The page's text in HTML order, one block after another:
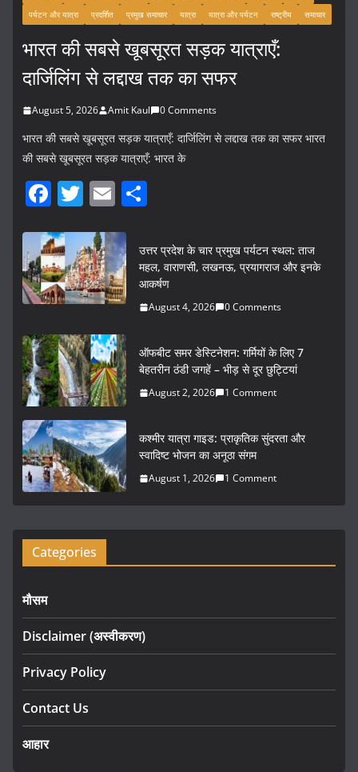
पर्यटन और यात्रा
प्रदर्शित प्रमुख समाचार यात्रा यात्रा और पर्यटन राष्ट्रीय समाचार
भारत की सबसे खूबसूरत सड़क यात्राएँ:
दार्जिलिंग से लद्दाख तक का सफर
August 5, 2026 Amit Kaul 0 Comments
भारत की सबसे खूबसूरत सड़क यात्राएँ: दार्जिलिंग से लद्दाख तक का सफर भारत
की सबसे खूबसूरत सड़क यात्राएँ: भारत के
F
c
e
b
o
k
T
itt
er
E
ai
l
ar
e
उत्तर प्रदेश के चार प्रमुख पर्यटन स्थल: ताज
महल, वाराणसी, लखनऊ, प्रयागराज और इनके
आकर्षण
August 4, 2026 0 Comments
ऑफबीट समर डेस्टिनेशन: गर्मियों के लिए 7
बेहतरीन ठंडी जगहें – भीड़ से दूर छुट्टियां
August 2, 2026 1 Comment
कश्मीर यात्रा गाइड: प्राकृतिक सुंदरता और
स्वादिष्ट भोजन का अनूठा संगम
August 1, 2026 1 Comment
Categories
मौसम
Disclaimer (अस्वीकरण)
Privacy Policy
Contact Us
आहार